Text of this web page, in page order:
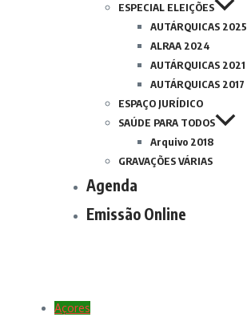
ESPECIAL ELEIÇÕES
AUTÁRQUICAS 2025
ALRAA 2024
AUTÁRQUICAS 2021
AUTÁRQUICAS 2017
ESPAÇO JURÍDICO
SAÚDE PARA TODOS
Arquivo 2018
GRAVAÇÕES VÁRIAS
Agenda
Emissão Online
Açores